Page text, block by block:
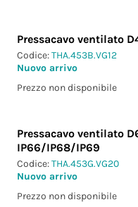
Pressacavo ventilato
Codice:THA.453B.VG12
Nuovo arrivo
Prezzo non disponibile
Pressacavo ventilato
IP66/IP68/IP69
Codice:THA.453G.VG20
Nuovo arrivo
Prezzo non disponibile